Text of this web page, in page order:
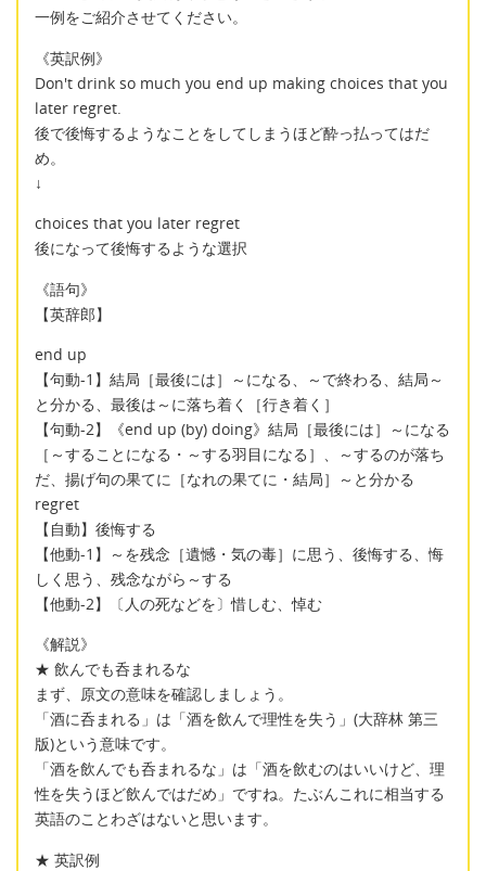
一例をご紹介させてください。
《英訳例》
Don't drink so much you end up making choices that you
later regret.
後で後悔するようなことをしてしまうほど酔っ払ってはだ
め。
↓
choices that you later regret
後になって後悔するような選択
《語句》
【英辞郎】
end up
【句動-1】結局［最後には］～になる、～で終わる、結局～
と分かる、最後は～に落ち着く［行き着く］
【句動-2】《end up (by) doing》結局［最後には］～になる
［～することになる・～する羽目になる］、～するのが落ち
だ、揚げ句の果てに［なれの果てに・結局］～と分かる
regret
【自動】後悔する
【他動-1】～を残念［遺憾・気の毒］に思う、後悔する、悔
しく思う、残念ながら～する
【他動-2】〔人の死などを〕惜しむ、悼む
《解説》
★ 飲んでも呑まれるな
まず、原文の意味を確認しましょう。
「酒に呑まれる」は「酒を飲んで理性を失う」(大辞林 第三
版)という意味です。
「酒を飲んでも呑まれるな」は「酒を飲むのはいいけど、理
性を失うほど飲んではだめ」ですね。たぶんこれに相当する
英語のことわざはないと思います。
★ 英訳例